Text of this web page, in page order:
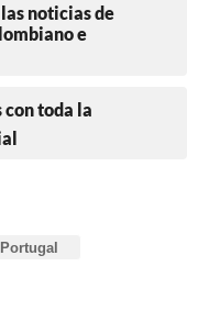
noticias de
e
con toda la